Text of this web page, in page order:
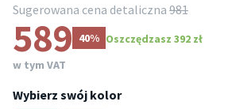
Sugerowana cena detaliczna 981
589 40% Oszczędzasz 392 zł
w tym VAT
Wybierz swój kolor